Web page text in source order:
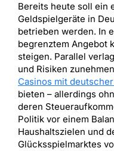
Bereits heute soll ein
Geldspielgeräte in
betrieben werden. In
begrenztem Angebot
steigen. Parallel
und Risiken
Casinos mit
bieten – allerdings
deren
Politik vor einem
Haushaltszielen und
Glücksspielmarktes